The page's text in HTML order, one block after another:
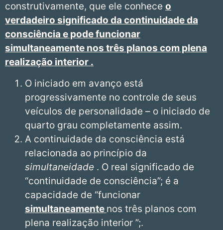
construtivamente, que ele conhece o
verdadeiro significado da continuidade da
consciência e pode funcionar
simultaneamente nos três planos com plena
realização interior .
O iniciado em avanço está
progressivamente no controle de seus
veículos de personalidade – o iniciado de
quarto grau completamente assim.
A continuidade da consciência está
relacionada ao princípio da
simultaneidade . O real significado de
“continuidade de consciência”; é a
capacidade de “funcionar
simultaneamente nos três planos com
plena realização interior ”;.